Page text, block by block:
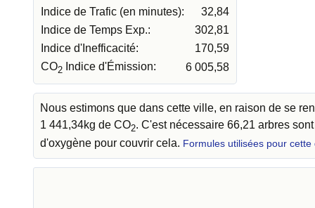
Indice de Trafic (en minutes):
32,84
Indice de Temps Exp.:
302,81
Indice d'Inefficacité:
170,59
CO2 Indice d'Émission: 6 005,58
Nous estimons que dans cette ville, en raison de se
1 441,34kg de CO2. C'est nécessaire 66,21 arbres
d'oxygène pour couvrir cela. Formules utilisées pour cette